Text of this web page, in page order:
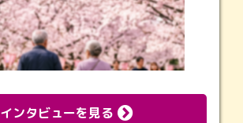
インタビューを見る